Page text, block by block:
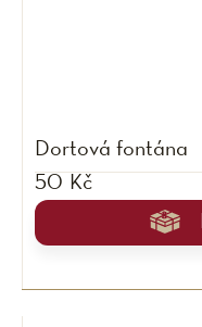
Dortová fontána
50 Kč